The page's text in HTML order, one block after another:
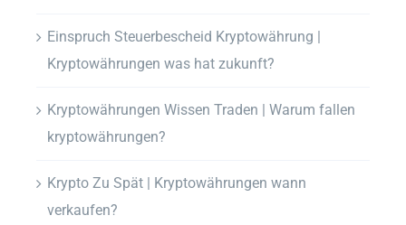
Einspruch Steuerbescheid Kryptowährung |
Kryptowährungen was hat zukunft?
Kryptowährungen Wissen Traden | Warum fallen
kryptowährungen?
Krypto Zu Spät | Kryptowährungen wann
verkaufen?